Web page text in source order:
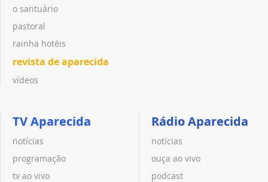
o santuário
pastoral
rainha hotéis
revista de aparecida
vídeos
TV Aparecida
notícias
programação
tv ao vivo
Rádio Aparecida
notícias
ouça ao vivo
podcast